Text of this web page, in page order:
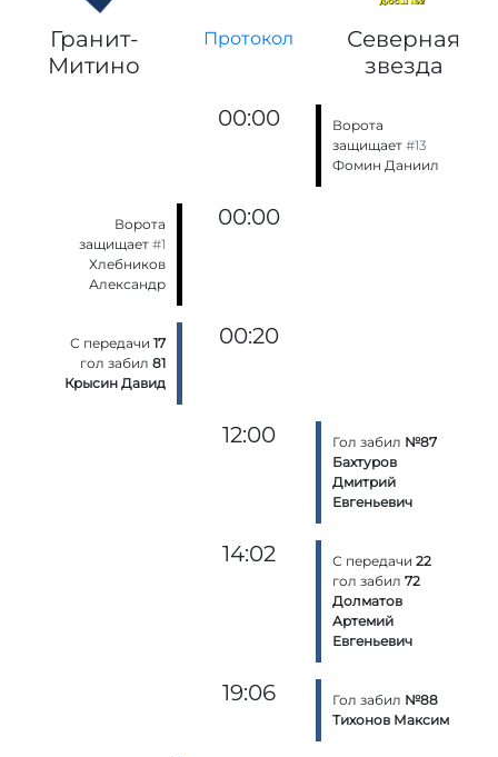
Гранит-
Митино
Протокол
Северная
звезда
00:00
Ворота
защищает #13
Фомин Даниил
Ворота
защищает#1
Хлебников
Александр
00:00
С передачи17
гол забил81
Крысин Давид
00:20
12:00 Гол забил №87
Бахтуров
Дмитрий
Евгеньевич
14:02 С передачи 22
гол забил 72
Долматов
Артемий
Евгеньевич
19:06 Гол забил №88
Тихонов Максим